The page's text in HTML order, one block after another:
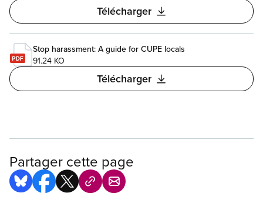
Télécharger
Stop harassment: A guide for CUPE locals
91.24 KO
Télécharger
Partager cette page